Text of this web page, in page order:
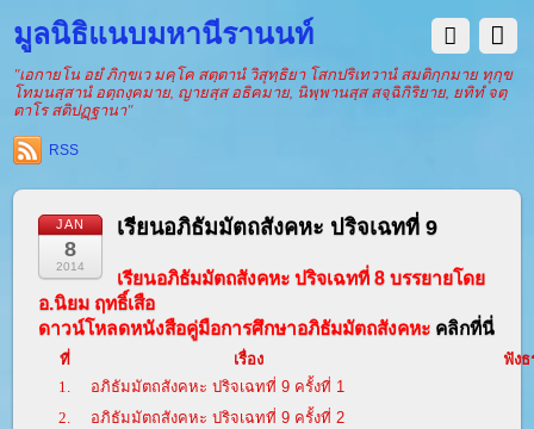
มูลนิธิแนบมหานีรานนท์
"เอกายโน อยํ ภิกฺขเว มคฺโค สตฺตานํ วิสุทฺธิยา โสกปริเทวานํ สมติกฺกมาย ทุกฺข
โทมนสฺสานํ อตฺถงฺคมาย, ญายสฺส อธิคมาย, นิพฺพานสฺส สจฺฉิกิริยาย, ยทิทํ จตฺ
ตาโร สติปฏฺฐานา"
RSS
JAN
8
2014
เรียนอภิธัมมัตถสังคหะ ปริจเฉทที่ 9
เรียนอภิธัมมัตถสังคหะ ปริจเฉทที่ 8 บรรยายโดย
อ.นิยม ฤทธิ์เสือ
ดาวน์โหลดหนังสือคู่มือการศึกษาอภิธัมมัตถสังคหะ คลิกที่นี่
ที่ เรื่อง
ฟัง
1.
อภิธัมมัตถสังคหะ ปริจเฉทที่ 9 ครั้งที่ 1
2.
อภิธัมมัตถสังคหะ ปริจเฉทที่ 9 ครั้งที่ 2